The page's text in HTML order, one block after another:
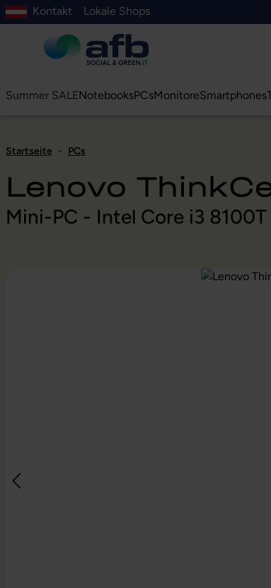
springen
Suche springen
Zur Hauptnavigation springen
Zur Navigation der B2B-Plattform springen
Kontakt Lokale Shops
Summer SALENotebooksPCsMonitoreSmartphones
Startseite - PCs
Lenovo
Mini-PC - Intel Core i3 8100T